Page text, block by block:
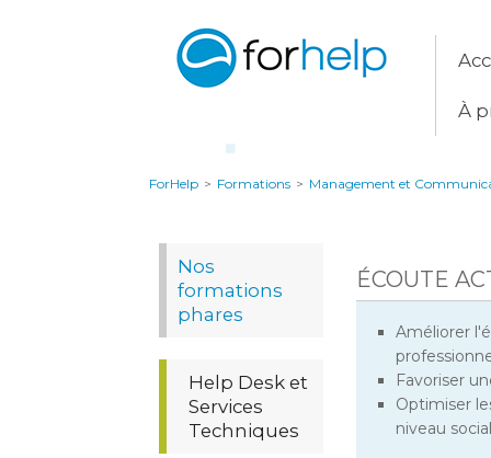
À
ForHelp > Formations > Management et
Nos
formations
phares
Help Desk et
Services
Techniques
ÉCOUTE
Améliorer
Favoriser
Optimiser
niveau